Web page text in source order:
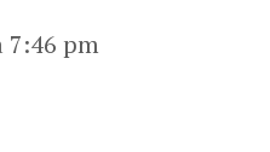
7:46 pm